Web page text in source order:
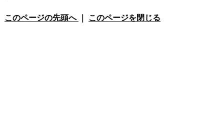
このページの先頭へ このページを閉じる